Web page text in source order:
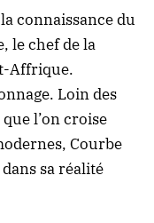
connaissance du
le chef de la
Affrique.
Loin des
l’on croise
Courbe
sa réalité